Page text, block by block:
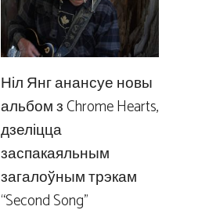
Ніл Янг анансуе новы
альбом з Chrome Hearts,
дзеліцца
заспакаяльным
загалоўным трэкам
“Second Song”